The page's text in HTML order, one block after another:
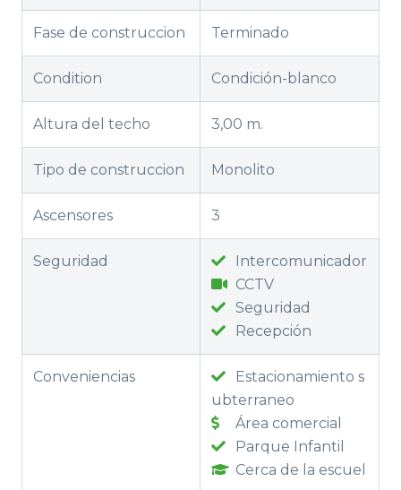
Fase de construccion Terminado
Condition Condición-blanco
Altura del techo 3,00 m.
Tipo de construccion Monolito
Ascensores 3
Seguridad
Intercomunicador
CCTV
Seguridad
Recepción
Conveniencias
Estacionamiento s
ubterraneo
Área comercial
Parque Infantil
Cerca de la escuel